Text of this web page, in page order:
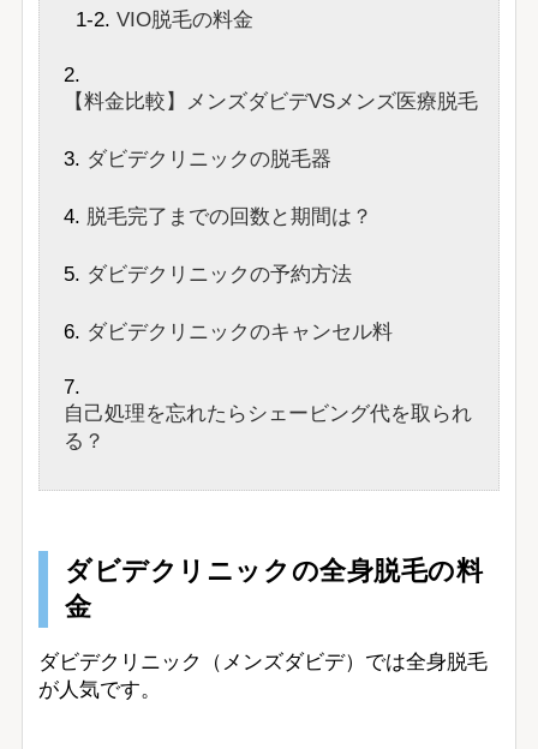
VIO脱毛の料金
【料金比較】メンズダビデVSメンズ医療脱毛
ダビデクリニックの脱毛器
脱毛完了までの回数と期間は？
ダビデクリニックの予約方法
ダビデクリニックのキャンセル料
自己処理を忘れたらシェービング代を取られ
る？
ダビデクリニックの全身脱毛の料
金
ダビデクリニック（メンズダビデ）では全身脱毛
が人気です。